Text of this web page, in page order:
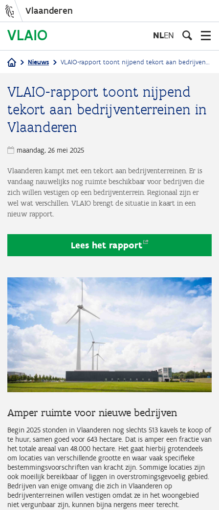
inhoud
Vlaanderen
NLEN
Nieuws VLAIO-rapport toont nijpend tekort aan bedrijventerreinen in Vlaanderen
VLAIO-rapport toont nijpend
tekort aan bedrijventerreinen in
Vlaanderen
maandag, 26 mei 2025
Vlaanderen kampt met een tekort aan bedrijventerreinen. Er is
vandaag nauwelijks nog ruimte beschikbaar voor bedrijven die
zich willen vestigen op een bedrijventerrein. Regionaal zijn er
wel wat verschillen. VLAIO brengt de situatie in kaart in een
nieuw rapport.
Lees het rapport
Amper ruimte voor nieuwe bedrijven
Begin 2025 stonden in Vlaanderen nog slechts 513 kavels te koop of
te huur, samen goed voor 643 hectare. Dat is amper een fractie van
het totale areaal van 48.000 hectare. Het gaat hierbij grotendeels
om locaties van verschillende grootte en waar vaak specifieke
bestemmingsvoorschriften van kracht zijn. Sommige locaties zijn
ook moeilijk bereikbaar of liggen in overstromingsgevoelig gebied.
Bedrijven van enige omvang die zich in Vlaanderen op
bedrijventerreinen willen vestigen omdat ze in het woongebied
niet vergunbaar zijn, kunnen bijna nergens meer terecht.